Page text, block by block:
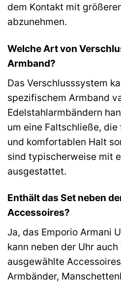
dem Kontakt mit
abzunehmen.
Welche Art von
Armband?
Das Verschlusssystem
spezifischem Armband
Edelstahlarmbändern
um eine Faltschließe,
und komfortablen Halt
sind typischerweise mit
ausgestattet.
Enthält das Set neben
Accessoires?
Ja, das Emporio Armani
kann neben der Uhr
ausgewählte
Armbänder,